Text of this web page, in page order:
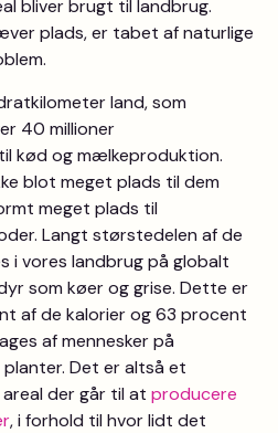
bliver brugt til landbrug.
plads, er tabet af naturlige
land, som
40 millioner
kød og mælkeproduktion.
blot meget plads til dem
meget plads til
Langt størstedelen af de
i vores landbrug på globalt
som køer og grise. Dette er
af de kalorier og 63 procent
af mennesker på
Det er altså et
der går til at producere
, i forhold til hvor lidt det